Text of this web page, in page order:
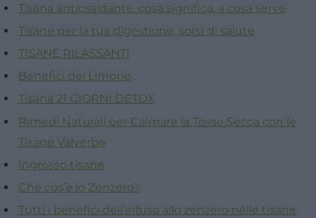
Tisana antiossidante: cosa significa, a cosa serve
Tisane per la tua digestione, sorsi di salute
TISANE RILASSANTI
Benefici del Limone
Tisana 21 GIORNI DETOX
Rimedi Naturali per Calmare la Tosse Secca con le
Tisane Valverbe
Ingrosso tisane
Che cos’è lo Zenzero?
Tutti i benefici dell’infuso allo zenzero nelle tisane